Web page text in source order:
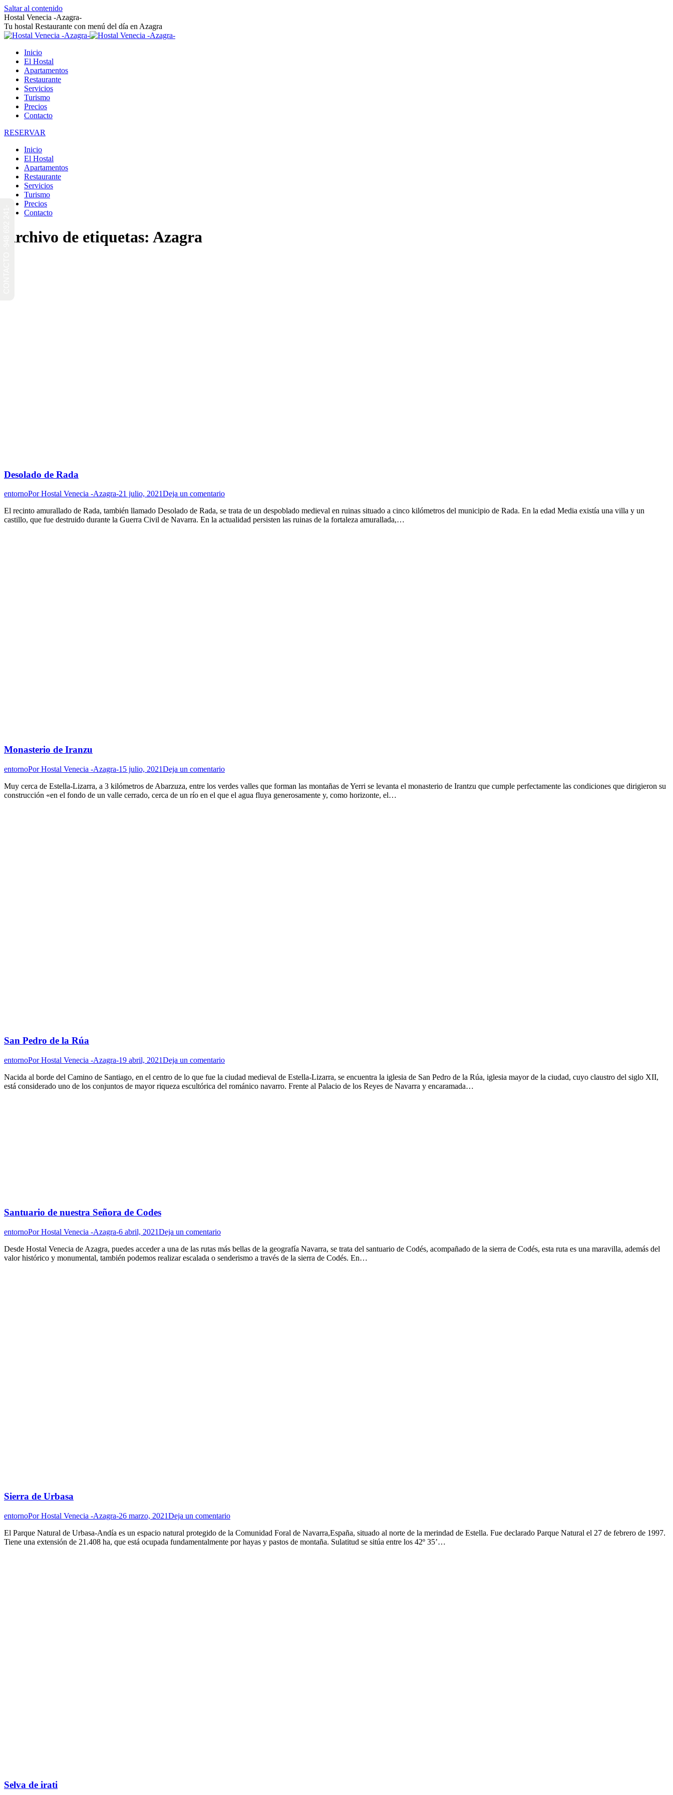
Saltar al contenido
Hostal Venecia -Azagra-
Tu hostal Restaurante con menú del día en Azagra
Inicio
El Hostal
Apartamentos
Restaurante
Servicios
Turismo
Precios
Contacto
RESERVAR
Inicio
El Hostal
Apartamentos
Restaurante
Servicios
Turismo
Precios
Contacto
Archivo de etiquetas: Azagra
Desolado de Rada
entornoPorHostal Venecia -Azagra-21 julio, 2021Deja un comentario
El recinto amurallado de Rada, también llamado Desolado de Rada, se trata de un despoblado medieval en ruinas situado a cinco kilómetros del municipio de Rada. En la edad Media existía una villa y un
castillo, que fue destruido durante la Guerra Civil de Navarra. En la actualidad persisten las ruinas de la fortaleza amurallada,…
Monasterio de Iranzu
entornoPorHostal Venecia -Azagra-15 julio, 2021Deja un comentario
Muy cerca de Estella-Lizarra, a 3 kilómetros de Abarzuza, entre los verdes valles que forman las montañas de Yerri se levanta el monasterio de Irantzu que cumple perfectamente las condiciones que dirigieron su
construcción «en el fondo de un valle cerrado, cerca de un río en el que el agua fluya generosamente y, como horizonte, el…
San Pedro de la Rúa
entornoPorHostal Venecia -Azagra-19 abril, 2021Deja un comentario
Nacida al borde del Camino de Santiago, en el centro de lo que fue la ciudad medieval de Estella-Lizarra, se encuentra la iglesia de San Pedro de la Rúa, iglesia mayor de la ciudad, cuyo claustro del siglo XII,
está considerado uno de los conjuntos de mayor riqueza escultórica del románico navarro. Frente al Palacio de los Reyes de Navarra y encaramada…
Santuario de nuestra Señora de Codes
entornoPorHostal Venecia -Azagra-6 abril, 2021Deja un comentario
Desde Hostal Venecia de Azagra, puedes acceder a una de las rutas más bellas de la geografía Navarra, se trata del santuario de Codés, acompañado de la sierra de Codés, esta ruta es una maravilla, además del
valor histórico y monumental, también podemos realizar escalada o senderismo a través de la sierra de Codés. En…
Sierra de Urbasa
entornoPorHostal Venecia -Azagra-26 marzo, 2021Deja un comentario
El Parque Natural de Urbasa-Andía es un espacio natural protegido de la Comunidad Foral de Navarra,España, situado al norte de la merindad de Estella. Fue declarado Parque Natural el 27 de febrero de 1997.
Tiene una extensión de 21.408 ha, que está ocupada fundamentalmente por hayas y pastos de montaña. Sulatitud se sitúa entre los 42º 35’…
Selva de irati